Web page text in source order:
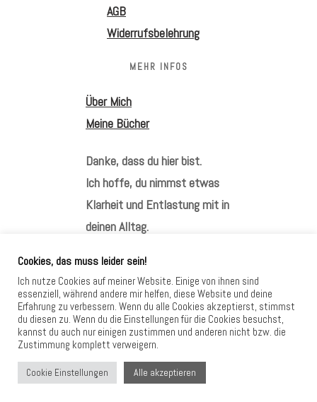
AGB
Widerrufsbelehrung
MEHR INFOS
Über Mich
Meine Bücher
Danke, dass du hier bist.
Ich hoffe, du nimmst etwas
Klarheit und Entlastung mit in
deinen Alltag.
HIER FINDEST DU MICH
Cookies, das muss leider sein!
Ich nutze Cookies auf meiner Website. Einige von ihnen sind
essenziell, während andere mir helfen, diese Website und deine
Erfahrung zu verbessern. Wenn du alle Cookies akzeptierst, stimmst
du diesen zu. Wenn du die Einstellungen für die Cookies besuchst,
kannst du auch nur einigen zustimmen und anderen nicht bzw. die
Zustimmung komplett verweigern.
Cookie Einstellungen Alle akzeptieren